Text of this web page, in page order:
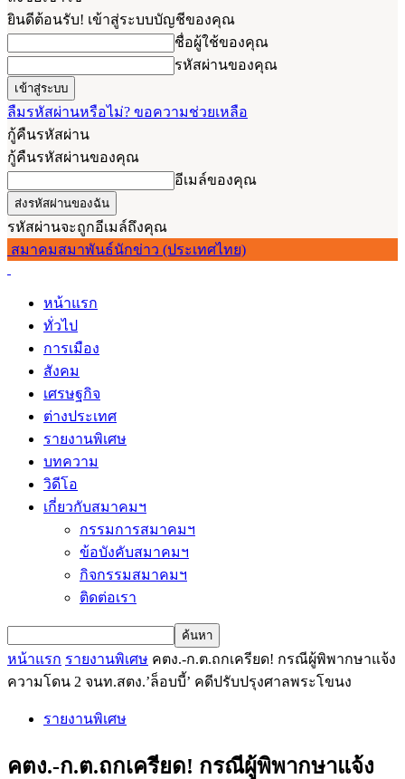
ยินดีต้อนรับ! เข้าสู่ระบบบัญชีของคุณ
ชื่อผู้ใช้ของคุณ
รหัสผ่านของคุณ
ลืมรหัสผ่านหรือไม่? ขอความช่วยเหลือ
กู้คืนรหัสผ่าน
กู้คืนรหัสผ่านของคุณ
อีเมล์ของคุณ
รหัสผ่านจะถูกอีเมล์ถึงคุณ
สมาคมสมาพันธ์นักข่าว (ประเทศไทย)
หน้าแรก
ทั่วไป
การเมือง
สังคม
เศรษฐกิจ
ต่างประเทศ
รายงานพิเศษ
บทความ
วิดีโอ
เกี่ยวกับสมาคมฯ
กรรมการสมาคมฯ
ข้อบังคับสมาคมฯ
กิจกรรมสมาคมฯ
ติดต่อเรา
หน้าแรก รายงานพิเศษ คตง.-ก.ต.ถกเครียด! กรณีผู้พิพากษาแจ้ง
ความโดน 2 จนท.สตง.’ล็อบบี้’ คดีปรับปรุงศาลพระโขนง
รายงานพิเศษ
คตง.-ก.ต.ถกเครียด! กรณีผู้พิพากษาแจ้ง